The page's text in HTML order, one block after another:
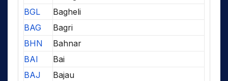
BGL
Bagheli
BAG
Bagri
BHN
Bahnar
BAI
Bai
BAJ
Bajau